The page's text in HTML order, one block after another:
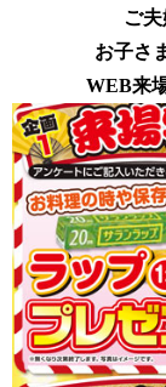
ご
お子さ
WEB来